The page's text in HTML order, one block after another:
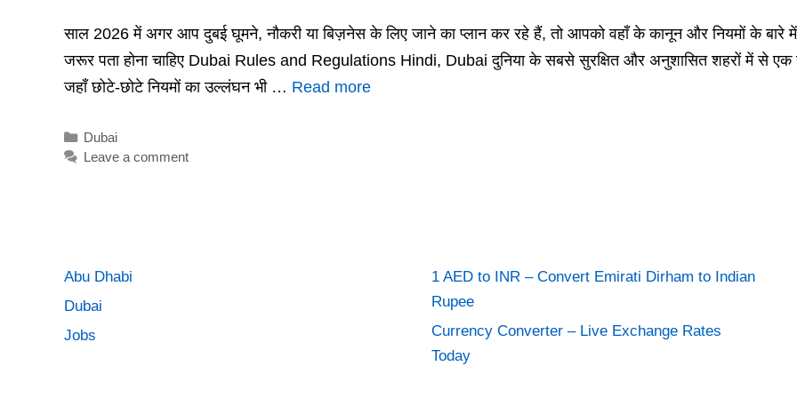
साल 2026 में अगर आप दुबई घूमने, नौकरी या बिज़नेस के लिए जाने का प्लान कर रहे हैं, तो आपको वहाँ के कानून और नियमों के बारे में
जरूर पता होना चाहिए Dubai Rules and Regulations Hindi, Dubai दुनिया के सबसे सुरक्षित और अनुशासित शहरों में से एक
जहाँ छोटे-छोटे नियमों का उल्लंघन भी … Read more
Categories
Dubai
Leave a comment
Abu Dhabi
Dubai
Jobs
1 AED to INR – Convert Emirati Dirham to Indian
Rupee
Currency Converter – Live Exchange Rates
Today